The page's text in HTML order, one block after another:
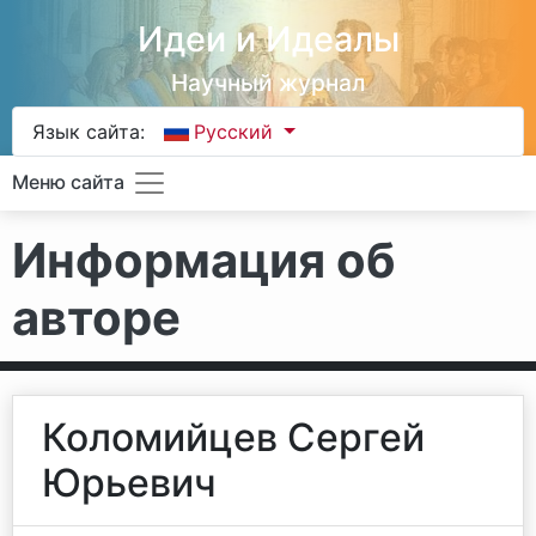
Идеи и Идеалы
Научный журнал
Язык сайта: Русский
Меню сайта
Информация об
авторе
Коломийцев Сергей
Юрьевич